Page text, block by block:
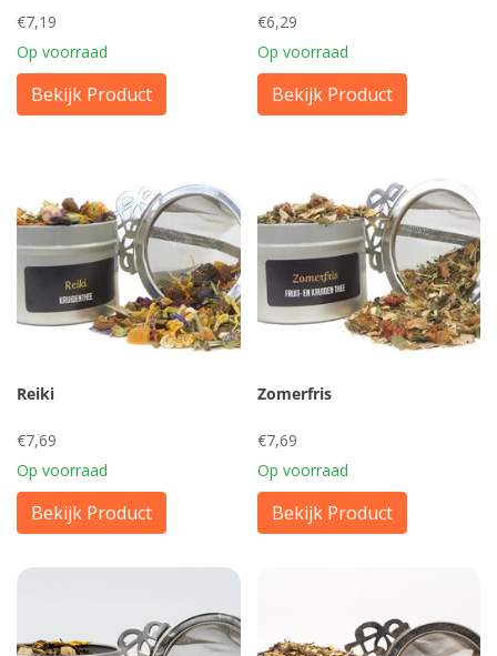
€7,19
Op voorraad
Bekijk Product
€6,29
Op voorraad
Bekijk Product
Reiki
€7,69
Op voorraad
Bekijk Product
Zomerfris
€7,69
Op voorraad
Bekijk Product